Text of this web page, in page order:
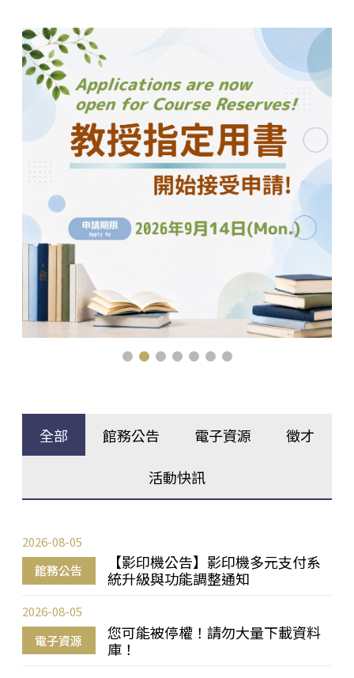
全部 館務公告 電子資源 徵才
活動快訊
館務公告
【影印機公告】影印機多元支付系
統升級與功能調整通知
2026-08-05
電子資源
您可能被停權！請勿大量下載資料
庫！
2026-08-05